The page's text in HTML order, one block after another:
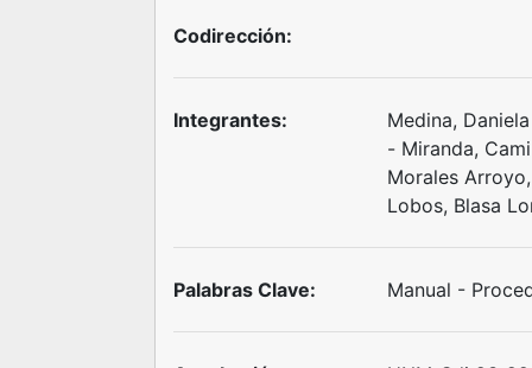
Codirección:
Integrantes:
Medina,
- Miranda,
Morales
Lobos, Blasa
Palabras Clave: Manual -